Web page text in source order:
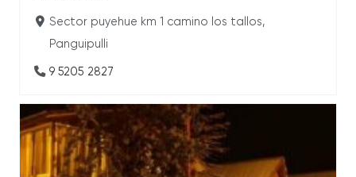
Sector puyehue km 1 camino los tallos,
Panguipulli
9 5205 2827